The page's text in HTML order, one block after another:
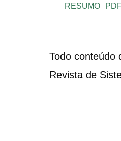
RESUMO
Todo conteúdo
Revista de